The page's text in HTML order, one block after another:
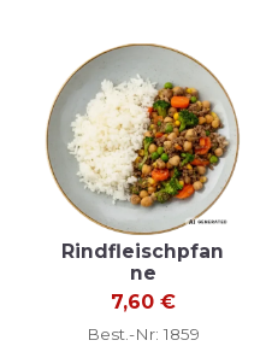
Rindfleischpfan
ne
7,60 €
Best.-Nr: 1859